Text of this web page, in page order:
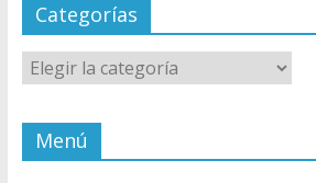
Categorías
Categorías
Menú